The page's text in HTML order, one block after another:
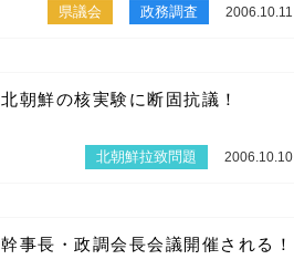
県議会 政務調査 2006.10.11
北朝鮮の核実験に断固抗議！
北朝鮮拉致問題 2006.10.10
幹事長・政調会長会議開催される！